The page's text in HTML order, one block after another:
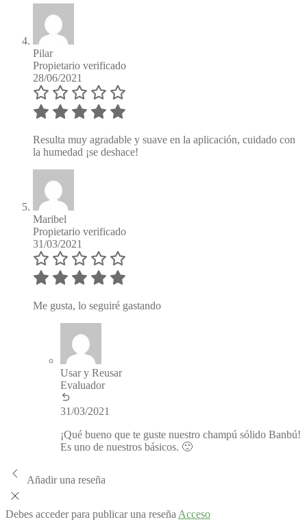
Pilar
Propietario verificado
28/06/2021
Resulta muy agradable y suave en la aplicación, cuidado con
la humedad ¡se deshace!
Maribel
Propietario verificado
31/03/2021
Me gusta, lo seguiré gastando
Usar y Reusar
Evaluador
31/03/2021
¡Qué bueno que te guste nuestro champú sólido Banbú!
Es uno de nuestros básicos. 🙂
Añadir una reseña
Debes acceder para publicar una reseñaAcceso